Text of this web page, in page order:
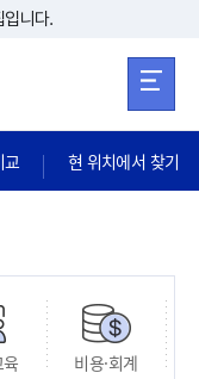
니다.
교 현 위치에서 찾기
육 비용·회계